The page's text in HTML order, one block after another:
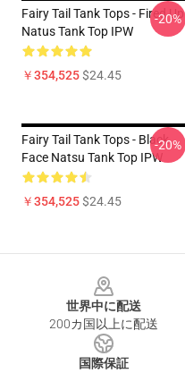
Fairy Tail Tank Tops - Fired Up
Natus Tank Top IPW
￥354,525$24.45
-20%
Fairy Tail Tank Tops - Black
Face Natsu Tank Top IPW
￥354,525$24.45
-20%
世界中に配送
200カ国以上に配送
国際保証